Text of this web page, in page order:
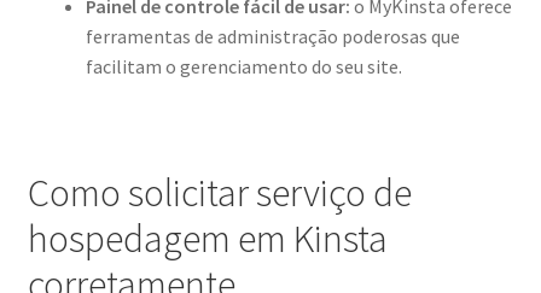
Painel de controle fácil de usar: o MyKinsta oferece
ferramentas de administração poderosas que
facilitam o gerenciamento do seu site.
Como solicitar serviço de
hospedagem em Kinsta